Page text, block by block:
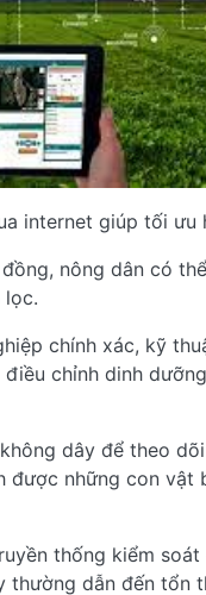
internet giúp tối ưu
nông dân có
lọc.
chính xác, kỹ
chỉnh dinh
dây để theo
những con vật
thống kiểm
dẫn đến tổn